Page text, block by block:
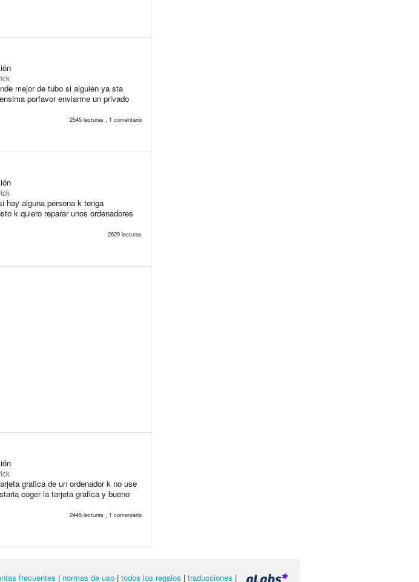
mejor de tubo si alguien ya sta
porfavor enviarme un privado
2545 lecturas , 1 comentario
hay alguna persona k tenga
k quiero reparar unos ordenadores
2629 lecturas
grafica de un ordenador k no use
coger la tarjeta grafica y bueno
2445 lecturas , 1 comentario
frecuentes | normas de uso | todos los regalos | traducciones |